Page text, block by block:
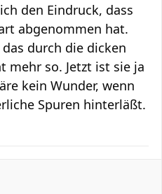
den Eindruck, dass
abgenommen hat.
durch die dicken
mehr so. Jetzt ist sie ja
kein Wunder, wenn
Spuren hinterläßt.